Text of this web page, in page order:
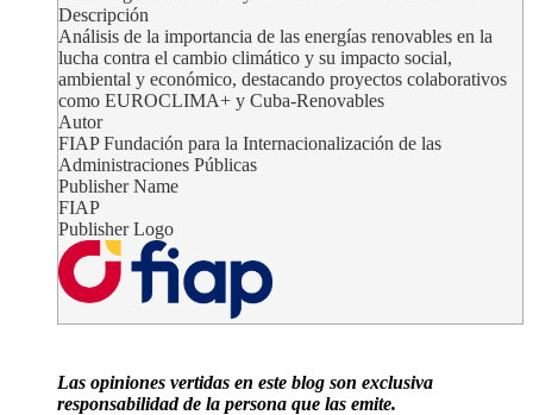
Descripción
Análisis de la importancia de las energías renovables en la
lucha contra el cambio climático y su impacto social,
ambiental y económico, destacando proyectos colaborativos
como EUROCLIMA+ y Cuba-Renovables
Autor
FIAP Fundación para la Internacionalización de las
Administraciones Públicas
Publisher Name
FIAP
Publisher Logo
Las opiniones vertidas en este blog son exclusiva
responsabilidad de la persona que las emite.